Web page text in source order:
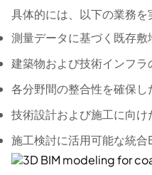
具体的には、以下の業務を
測量データに基づく既存
建築物および技術インフ
各分野間の整合性を確保
技術設計および施工に向
施工検討に活用可能な統